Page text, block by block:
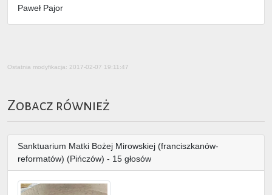
Paweł Pajor
Ostatnia modyfikacja: 2017-02-07 19:11:47
Zobacz również
Sanktuarium Matki Bożej Mirowskiej (franciszkanów-
reformatów) (Pińczów) - 15 głosów